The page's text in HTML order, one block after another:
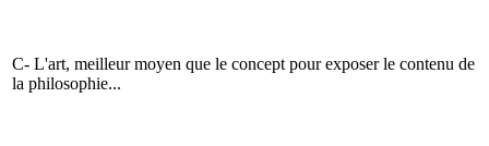
C- L'art, meilleur moyen que le concept pour exposer le contenu de
la philosophie...